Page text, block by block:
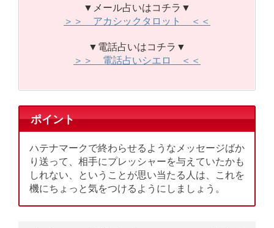
▼メール占いはコチラ▼
＞＞ アカシックタロット ＜＜
▼電話占いはコチラ▼
＞＞ 電話占いシエロ ＜＜
ポイント
ハテナマークで終わらせるようなメッセージばか
り送って、相手にプレッシャーを与えていたかも
しれない、ということが思い当たる人は、これを
機にちょっと気をつけるようにしましょう。